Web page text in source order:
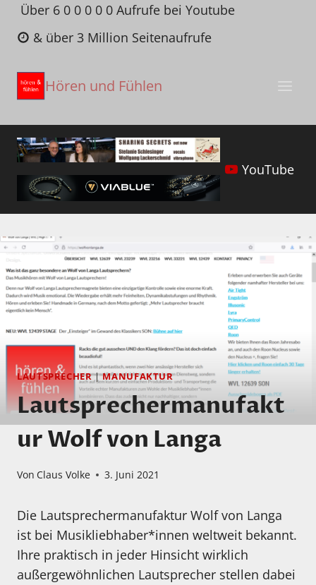
Zum
Inhalt
springen
Über 6 0 0 0 0 0 Aufrufe bei Youtube
& über 3 Million Seitenaufrufe
Hören und Fühlen
YouTube
LAUTSPRECHER|MANUFAKTUR
Lautsprechermanufakt
ur Wolf von Langa
Von Claus Volke 3. Juni 2021
Die Lautsprechermanufaktur Wolf von Langa
ist bei Musikliebhaber*innen weltweit bekannt.
Ihre praktisch in jeder Hinsicht wirklich
außergewöhnlichen Lautsprecher stellen dabei